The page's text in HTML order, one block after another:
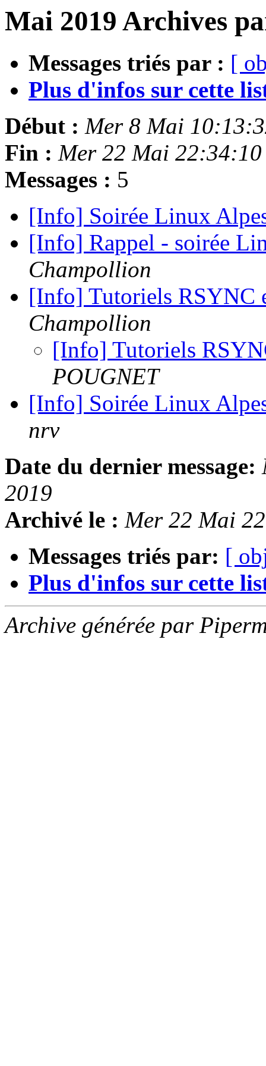
Mai 2019 Archives
Messages triés par : [
Plus d'infos sur cette
Début : Mer 8 Mai
Fin : Mer 22 Mai 22:34:10
Messages : 5
[Info] Soirée Linux
[Info] Rappel - soirée
Champollion
[Info] Tutoriels
Champollion
[Info] Tutoriels
POUGNET
[Info] Soirée Linux
nrv
Date du dernier message:
2019
Archivé le : Mer 22 Mai
Messages triés par: [
Plus d'infos sur cette
Archive générée par